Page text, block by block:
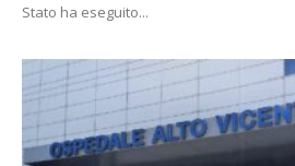
Stato ha eseguito...